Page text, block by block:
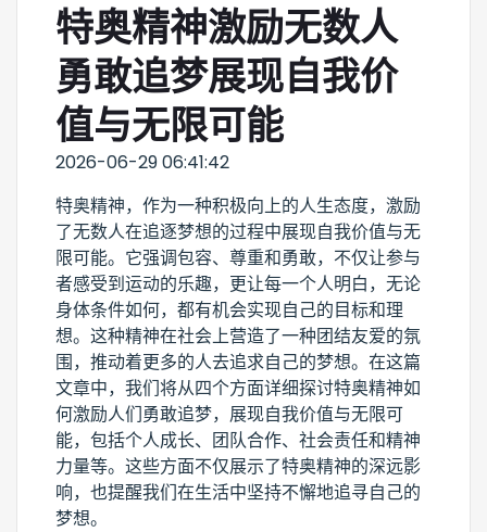
特奥精神激励无数人
勇敢追梦展现自我价
值与无限可能
2026-06-29 06:41:42
特奥精神，作为一种积极向上的人生态度，激励
了无数人在追逐梦想的过程中展现自我价值与无
限可能。它强调包容、尊重和勇敢，不仅让参与
者感受到运动的乐趣，更让每一个人明白，无论
身体条件如何，都有机会实现自己的目标和理
想。这种精神在社会上营造了一种团结友爱的氛
围，推动着更多的人去追求自己的梦想。在这篇
文章中，我们将从四个方面详细探讨特奥精神如
何激励人们勇敢追梦，展现自我价值与无限可
能，包括个人成长、团队合作、社会责任和精神
力量等。这些方面不仅展示了特奥精神的深远影
响，也提醒我们在生活中坚持不懈地追寻自己的
梦想。